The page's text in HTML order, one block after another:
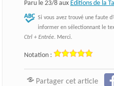
Paru le 23/8 aux Éditions de la
Si vous avez trouvé une faute
informer en sélectionnant le
Ctrl + Entrée. Merci.
Notation :
Partager cet article